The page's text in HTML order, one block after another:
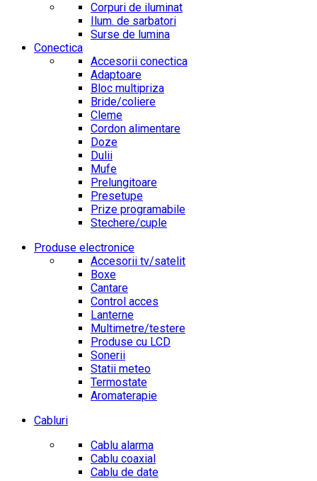
Corpuri de iluminat
Ilum. de sarbatori
Surse de lumina
Conectica
Accesorii conectica
Adaptoare
Bloc multipriza
Bride/coliere
Cleme
Cordon alimentare
Doze
Dulii
Mufe
Prelungitoare
Presetupe
Prize programabile
Stechere/cuple
Produse electronice
Accesorii tv/satelit
Boxe
Cantare
Control acces
Lanterne
Multimetre/testere
Produse cu LCD
Sonerii
Statii meteo
Termostate
Aromaterapie
Cabluri
Cablu alarma
Cablu coaxial
Cablu de date